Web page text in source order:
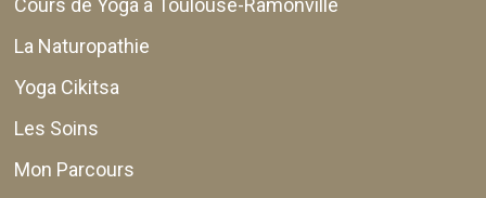
Cours de Yoga à Toulouse-Ramonville
La Naturopathie
Yoga Cikitsa
Les Soins
Mon Parcours